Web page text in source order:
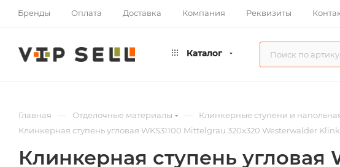
Бренды Оплата Доставка Компания Реквизиты
Каталог
Главная — Отделочные материалы — Клинкерные ступени и
Клинкерная ступень угловая WKS31100 Mittelgrau 320x320 Westerwalder
Клинкерная ступень угловая